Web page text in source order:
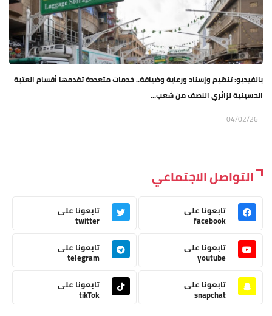
بالفيديو: تنظيم وإسناد ورعاية وضيافة.. خدمات متعددة تقدمها أقسام العتبة
الحسينية لزائري النصف من شعب...
04/02/26
التواصل الاجتماعي
تابعونا على
facebook
تابعونا على
twitter
تابعونا على
youtube
تابعونا على
telegram
تابعونا على
snapchat
تابعونا على
tikTok